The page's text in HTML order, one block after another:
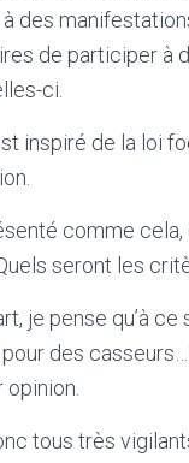
des
de participer à
ci.
inspiré de la loi
comme
seront les
je pense qu’à
des
tous très